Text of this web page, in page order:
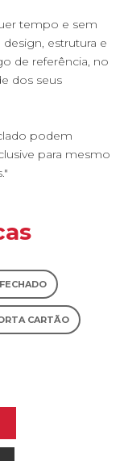
tempo e sem
estrutura e
de referência, no
dos seus
podem
para mesmo
CARTÃO